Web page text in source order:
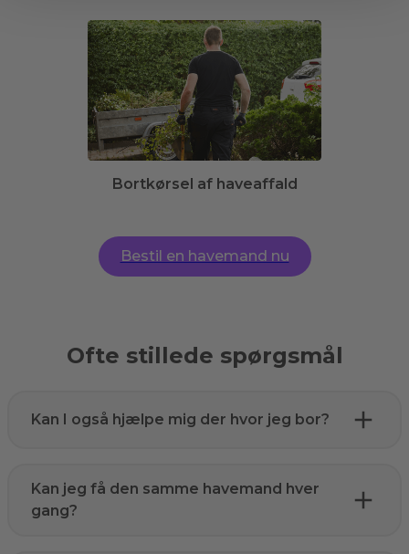
Bortkørsel af haveaffald
Bestil en havemand nu
Ofte stillede spørgsmål
Kan I også hjælpe mig der hvor jeg bor?
Kan jeg få den samme havemand hver
gang?